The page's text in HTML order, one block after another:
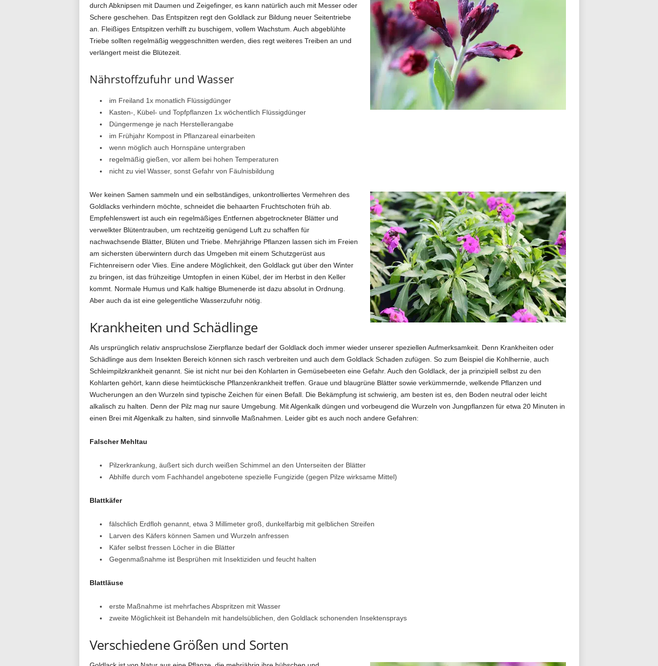
durch Abknipsen mit Daumen und Zeigefinger, es kann natürlich auch mit Messer oder
Schere geschehen. Das Entspitzen regt den Goldlack zur Bildung neuer Seitentriebe
an. Fleißiges Entspitzen verhilft zu buschigem, vollem Wachstum. Auch abgeblühte
Triebe sollten regelmäßig weggeschnitten werden, dies regt weiteres Treiben an und
verlängert meist die Blütezeit.
Nährstoffzufuhr und Wasser
im Freiland 1x monatlich Flüssigdünger
Kasten-, Kübel- und Topfpflanzen 1x wöchentlich Flüssigdünger
Düngermenge je nach Herstellerangabe
im Frühjahr Kompost in Pflanzareal einarbeiten
wenn möglich auch Hornspäne untergraben
regelmäßig gießen, vor allem bei hohen Temperaturen
nicht zu viel Wasser, sonst Gefahr von Fäulnisbildung
Wer keinen Samen sammeln und ein selbständiges, unkontrolliertes Vermehren des
Goldlacks verhindern möchte, schneidet die behaarten Fruchtschoten früh ab.
Empfehlenswert ist auch ein regelmäßiges Entfernen abgetrockneter Blätter und
verwelkter Blütentrauben, um rechtzeitig genügend Luft zu schaffen für
nachwachsende Blätter, Blüten und Triebe. Mehrjährige Pflanzen lassen sich im Freien
am sichersten überwintern durch das Umgeben mit einem Schutzgerüst aus
Fichtenreisern oder Vlies. Eine andere Möglichkeit, den Goldlack gut über den Winter
zu bringen, ist das frühzeitige Umtopfen in einen Kübel, der im Herbst in den Keller
kommt. Normale Humus und Kalk haltige Blumenerde ist dazu absolut in Ordnung.
Aber auch da ist eine gelegentliche Wasserzufuhr nötig.
Krankheiten und Schädlinge
Als ursprünglich relativ anspruchslose Zierpflanze bedarf der Goldlack doch immer wieder unserer speziellen Aufmerksamkeit. Denn Krankheiten oder
Schädlinge aus dem Insekten Bereich können sich rasch verbreiten und auch dem Goldlack Schaden zufügen. So zum Beispiel die Kohlhernie, auch
Schleimpilzkrankheit genannt. Sie ist nicht nur bei den Kohlarten in Gemüsebeeten eine Gefahr. Auch den Goldlack, der ja prinzipiell selbst zu den
Kohlarten gehört, kann diese heimtückische Pflanzenkrankheit treffen. Graue und blaugrüne Blätter sowie verkümmernde, welkende Pflanzen und
Wucherungen an den Wurzeln sind typische Zeichen für einen Befall. Die Bekämpfung ist schwierig, am besten ist es, den Boden neutral oder leicht
alkalisch zu halten. Denn der Pilz mag nur saure Umgebung. Mit Algenkalk düngen und vorbeugend die Wurzeln von Jungpflanzen für etwa 20 Minuten in
einen Brei mit Algenkalk zu halten, sind sinnvolle Maßnahmen. Leider gibt es auch noch andere Gefahren:
Falscher Mehltau
Pilzerkrankung, äußert sich durch weißen Schimmel an den Unterseiten der Blätter
Abhilfe durch vom Fachhandel angebotene spezielle Fungizide (gegen Pilze wirksame Mittel)
Blattkäfer
fälschlich Erdfloh genannt, etwa 3 Millimeter groß, dunkelfarbig mit gelblichen Streifen
Larven des Käfers können Samen und Wurzeln anfressen
Käfer selbst fressen Löcher in die Blätter
Gegenmaßnahme ist Besprühen mit Insektiziden und feucht halten
Blattläuse
erste Maßnahme ist mehrfaches Abspritzen mit Wasser
zweite Möglichkeit ist Behandeln mit handelsüblichen, den Goldlack schonenden Insektensprays
Verschiedene Größen und Sorten